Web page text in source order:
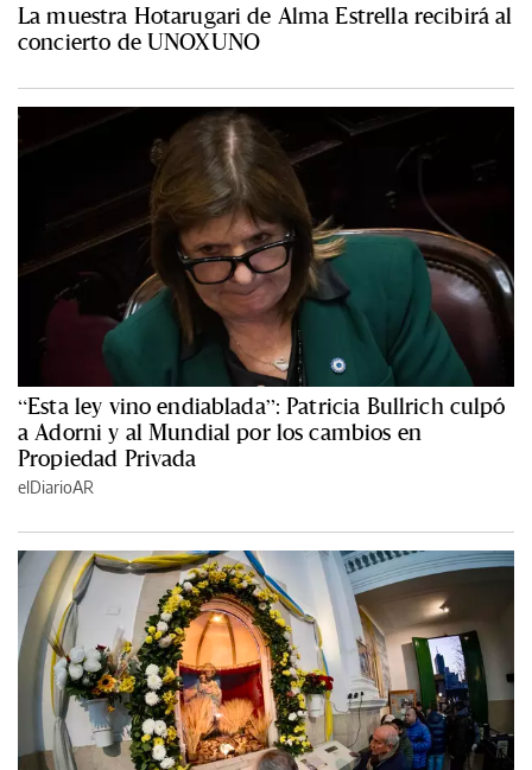
La muestra Hotarugari de Alma Estrella recibirá al
concierto de UNOXUNO
“Esta ley vino endiablada”: Patricia Bullrich culpó
a Adorni y al Mundial por los cambios en
Propiedad Privada
elDiarioAR